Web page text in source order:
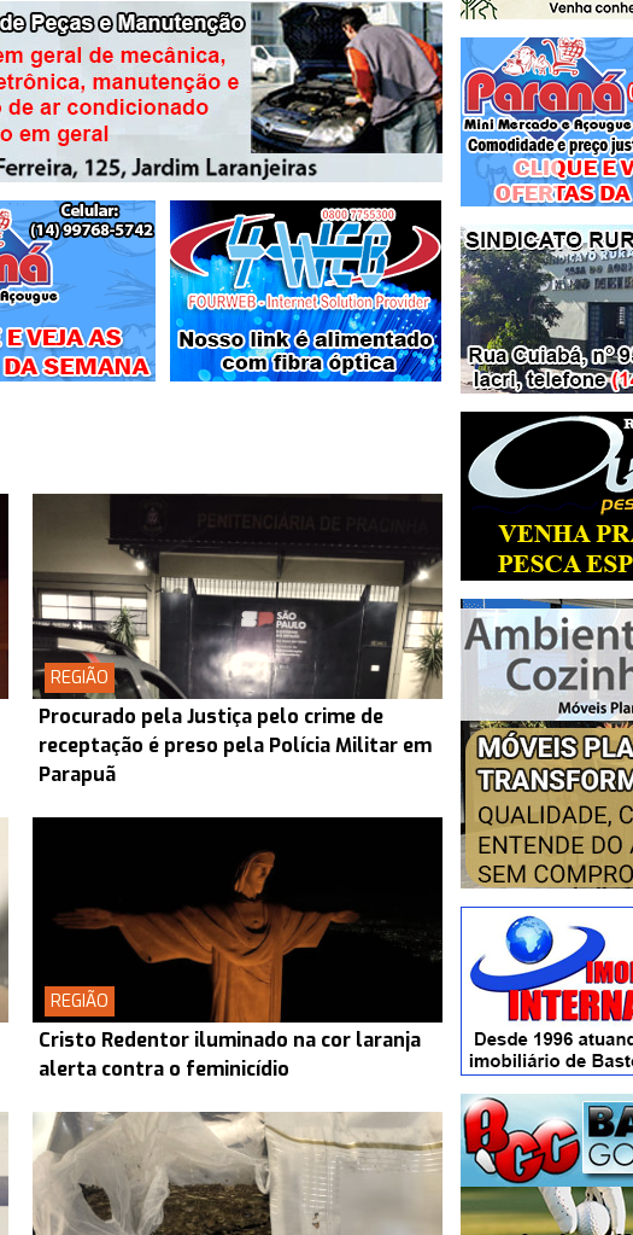
REGIÃO
Procurado pela Justiça pelo crime de
receptação é preso pela Polícia Militar em
Parapuã
REGIÃO
Cristo Redentor iluminado na cor laranja
alerta contra o feminicídio